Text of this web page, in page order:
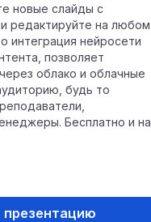
новые слайды с
редактируйте на любом
интеграция нейросети
позволяет
облако и облачные
будь то
Бесплатно и на
презентацию